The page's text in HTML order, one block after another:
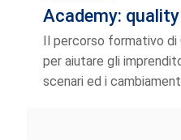
Academy:
Il percorso formativo
per aiutare gli
scenari ed i